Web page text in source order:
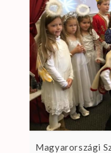
Magyarországi